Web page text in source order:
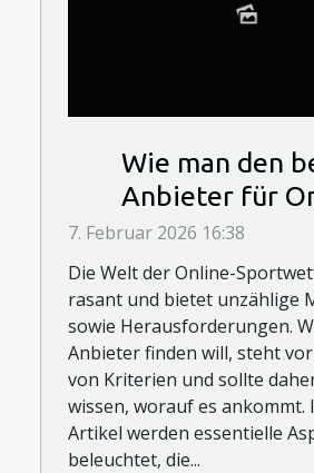
Wie man den
Anbieter für
Sportwetten
7. Februar 2026 16:38
Die Welt der Online-
rasant und bietet unzählige
sowie Herausforderungen.
Anbieter finden will, steht
von Kriterien und sollte
wissen, worauf es ankommt.
Artikel werden essentielle
beleuchtet, die...